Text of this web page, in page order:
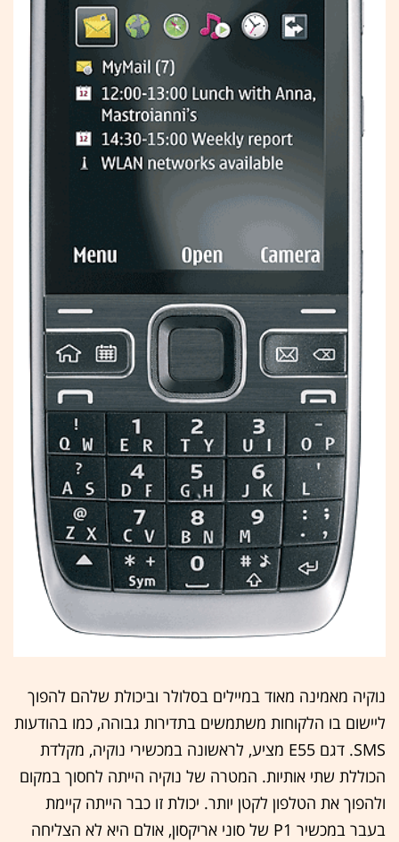
נוקיה מאמינה מאוד במיילים בסלולר וביכולת שלהם להפוך
ליישום בו הלקוחות משתמשים בתדירות גבוהה, כמו בהודעות
SMS. דגם E55 מציע, לראשונה במכשירי נוקיה, מקלדת
הכוללת שתי אותיות. המטרה של נוקיה הייתה לחסוך במקום
ולהפוך את הטלפון לקטן יותר. יכולת זו כבר הייתה קיימת
בעבר במכשיר P1 של סוני אריקסון, אולם היא לא הצליחה